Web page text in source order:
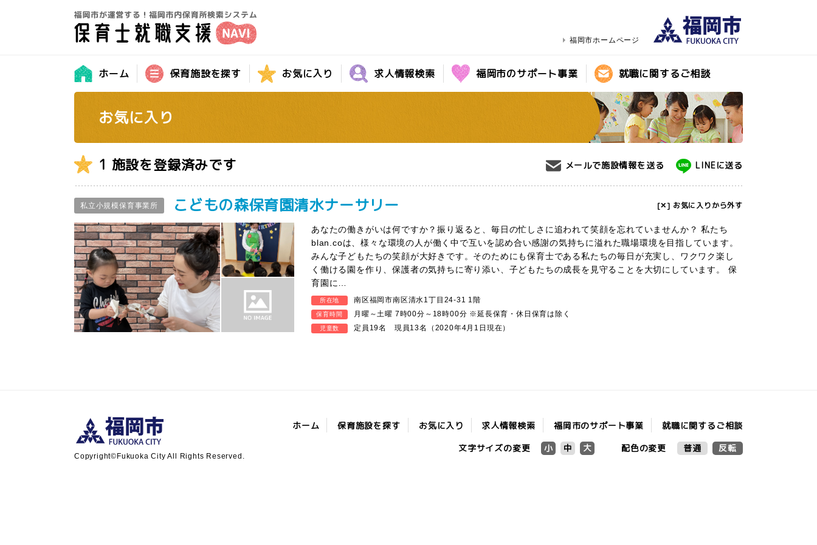
福岡市ホームページ
ホーム 保育施設を探す お気に入り 求人情報検索 福岡市のサポート事業 就職に関するご相談
お気に入り
1 施設を登録済みです メールで施設情報を送る LINEに送る
私立小規模保育事業所 こどもの森保育園清水ナーサリー
あなたの働きがいは何ですか？振り返ると、毎日の忙しさに追われて笑顔を忘れていませんか？ 私たち
blan.coは、様々な環境の人が働く中で互いを認め合い感謝の気持ちに溢れた職場環境を目指しています。
みんな子どもたちの笑顔が大好きです。そのためにも保育士である私たちの毎日が充実し、ワクワク楽し
く働ける園を作り、保護者の気持ちに寄り添い、子どもたちの成長を見守ることを大切にしています。 保
育園に…
所在地 南区福岡市南区清水1丁目24-31 1階
保育時間 月曜～土曜 7時00分～18時00分 ※延長保育・休日保育は除く
児童数 定員19名 現員13名（2020年4月1日現在）
[✕] お気に入りから外す
ホーム 保育施設を探す お気に入り 求人情報検索 福岡市のサポート事業 就職に関するご相談
文字サイズの変更 小 中 大 配色の変更 普通 反転
Copyright©Fukuoka City All Rights Reserved.